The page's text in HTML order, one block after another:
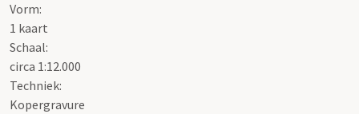
Vorm:
1 kaart
Schaal:
circa 1:12.000
Techniek:
Kopergravure